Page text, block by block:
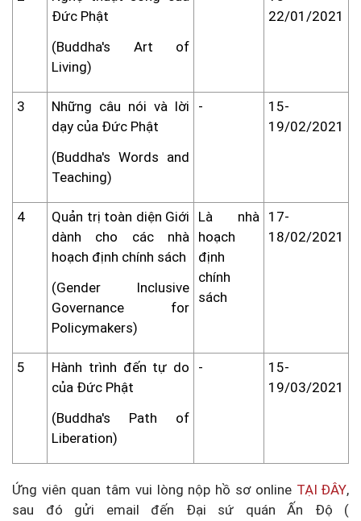
Đức Phật
(Buddha's Art of
Living)
22/01/2021
3
Những câu nói và lời
dạy của Đức Phật
(Buddha's Words and
Teaching)
-
15-
19/02/2021
4
Quản trị toàn diện Giới
dành cho các nhà
hoạch định chính sách
(Gender Inclusive
Governance for
Policymakers)
Là nhà
hoạch
định
chính
sách
17-
18/02/2021
5
Hành trình đến tự do
của Đức Phật
(Buddha's Path of
Liberation)
-
15-
19/03/2021
Ứng viên quan tâm vui lòng nộp hồ sơ online TẠI ĐÂY,
sau đó gửi email đến Đại sứ quán Ấn Độ (